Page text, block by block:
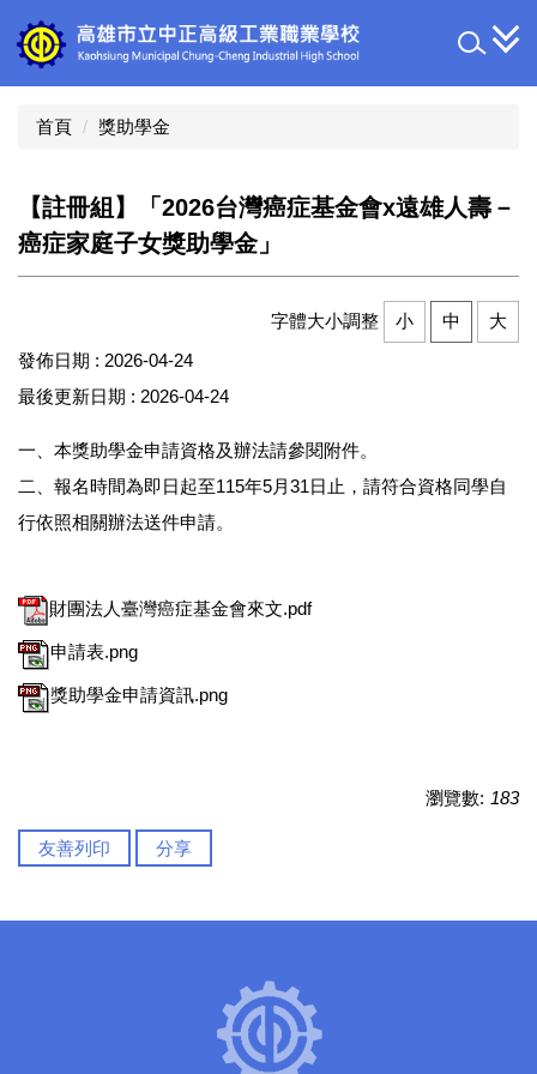
到
主
首頁 獎助學金
【註冊組】「2026台灣癌症基金會x遠雄人壽－
癌症家庭子女獎助學金」
字體大小調整 小 中
大
發佈日期 : 2026-04-24
最後更新日期 : 2026-04-24
一、本獎助學金申請資格及辦法請參閱附件。
二、報名時間為即日起至115年5月31日止，請符合資格同學自
行依照相關辦法送件申請。
財團法人臺灣癌症基金會來文.pdf
申請表.png
獎助學金申請資訊.png
瀏覽數: 183
友善列印 分享